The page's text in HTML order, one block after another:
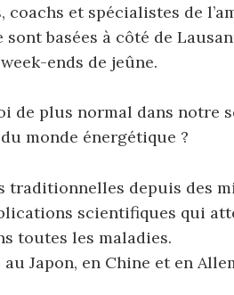
coachs et spécialistes de
sont basées à côté de
ends de jeûne.
de plus normal dans notre
monde énergétique ?
traditionnelles depuis des
scientifiques qui
toutes les maladies.
Japon, en Chine et en